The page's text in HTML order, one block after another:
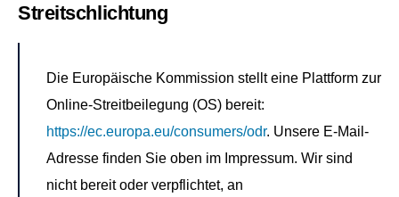
Streitschlichtung
Die Europäische Kommission stellt eine Plattform zur
Online-Streitbeilegung (OS) bereit:
https://ec.europa.eu/consumers/odr. Unsere E-Mail-
Adresse finden Sie oben im Impressum. Wir sind
nicht bereit oder verpflichtet, an